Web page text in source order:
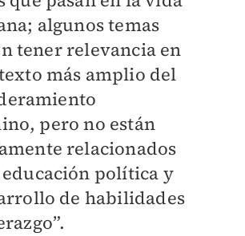
algunos temas
tener relevancia en
más amplio del
pero no están
relacionados
educación política y
de habilidades